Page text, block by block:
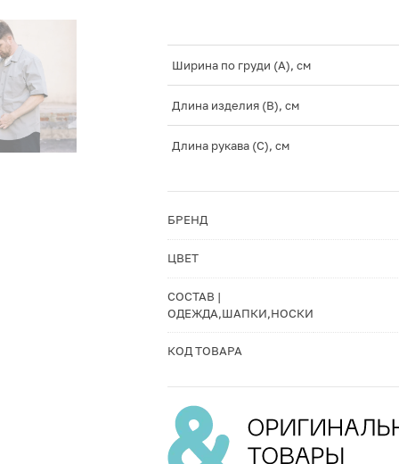
Ширина по груди (A), см
Длина изделия (B), см
Длина рукава (C), см
БРЕНД
ЦВЕТ
СОСТАВ |
ОДЕЖДА,ШАПКИ,НОСКИ
КОД ТОВАРА